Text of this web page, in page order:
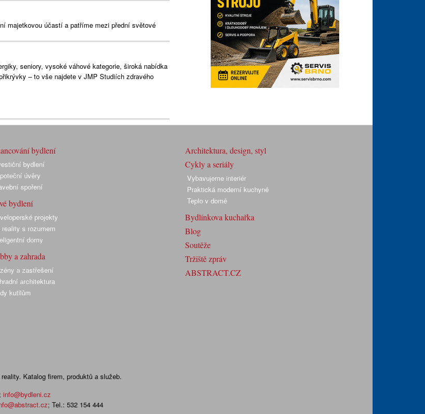
majetkovou účastí a patříme mezi přední světové
seniory, vysoké váhové kategorie, široká nabídka
– to vše najdete v JMP Studiích zdravého
bydlení
bydlení
úvěry
spoření
bydlení
projekty
reality s rozumem
domy
a zahrada
a zastřešení
architektura
kutilům
Architektura, design, styl
Cykly a seriály
Vybavujeme interiér
Praktická moderní kuchyně
Teplo v domě
Bydlínkova kuchařka
Blog
Soutěže
Tržiště zpráv
ABSTRACT.CZ
Katalog firem, produktů a služeb.
; info@bydleni.cz
; Tel.: 532 154 444